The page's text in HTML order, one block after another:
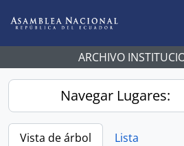
ARCHIVO
Navegar Lugares:
Vista de árbol
Lista